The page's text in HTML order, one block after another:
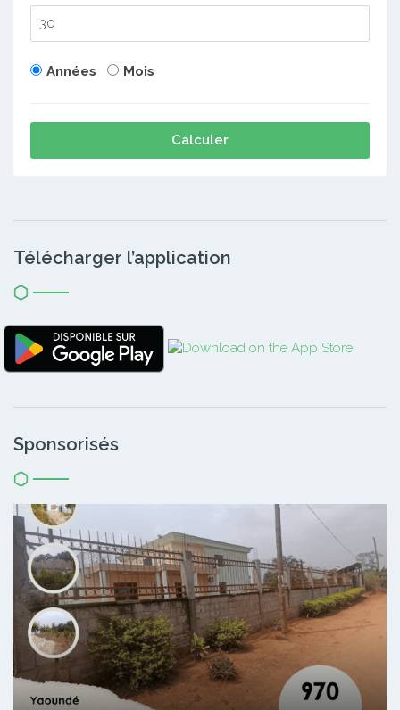
Années Mois
Calculer
Télécharger l’application
Sponsorisés